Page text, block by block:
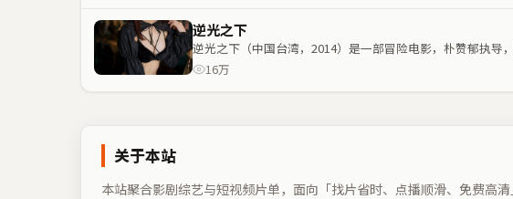
逆光之下
逆光之下（中国台湾，2014）是一部冒险电影，朴赞郁执导
16万
关于本站
本站聚合影剧综艺与短视频片单，面向「找片省时、点播顺滑、免费高